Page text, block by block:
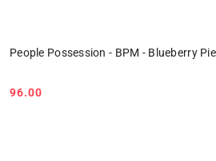
People Possession - BPM - Blueberry
Cena:
96.00